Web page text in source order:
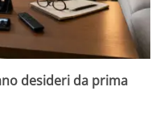
desideri da prima